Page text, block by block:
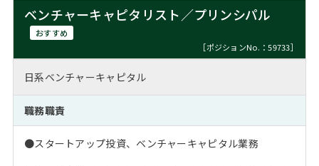
MBAの転職事例
MBAからのFAQ
MBA留学生数の推移
インターン受入企業一覧
MBAを生かす求人特集
よくある面接Q&A集
転職成功への4つの鍵
注目企業インタビュー
キャリアフォーラム
Career Talk Live
MBA NETWORKING
採用情報
ニュースリリース
ベンチャーキャピタリスト／プリンシパル
おすすめ
［ポジションNo.：59733］
日系ベンチャーキャピタル
職務職責
●スタートアップ投資、ベンチャーキャピタル業務